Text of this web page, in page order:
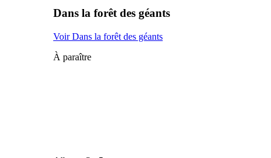
Dans la forêt des géants
Voir Dans la forêt des géants
À paraître